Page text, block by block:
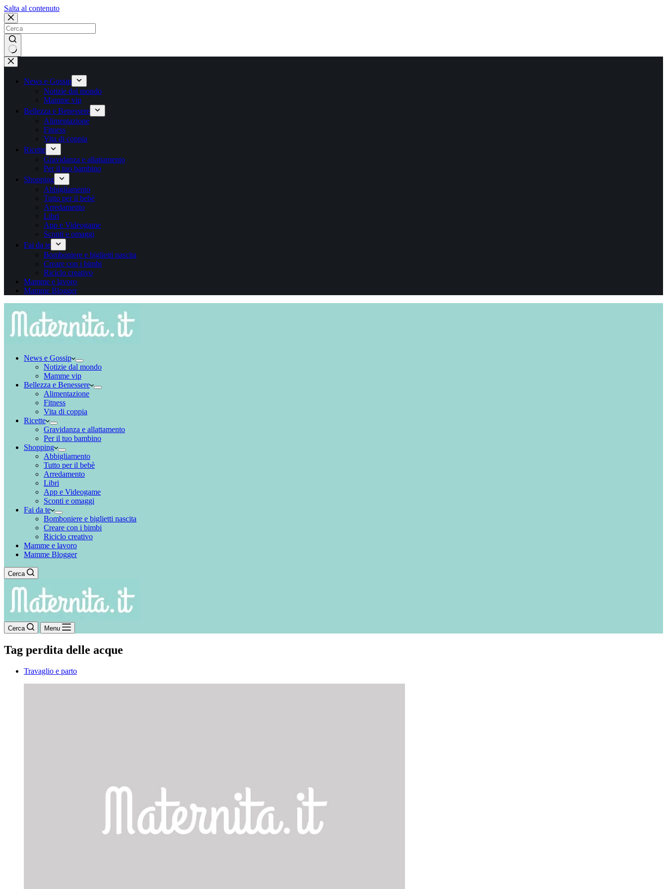
Salta al contenutoSalta
contenuto
Nessun
risultato
News e Gossip
Notizie dal mondo
Mamme vip
Bellezza e Benessere
Alimentazione
Fitness
Vita di coppia
Ricette
Gravidanza e allattamento
Per il tuo bambino
Shopping
Abbigliamento
Tutto per il bebè
Arredamento
Libri
App e Videogame
Sconti e omaggi
Fai da te
Bomboniere e biglietti nascita
Creare con i bimbi
Riciclo creativo
Mamme e lavoro
Mamme Blogger
News e Gossip
Notizie dal mondo
Mamme vip
Bellezza e Benessere
Alimentazione
Fitness
Vita di coppia
Ricette
Gravidanza e allattamento
Per il tuo bambino
Shopping
Abbigliamento
Tutto per il bebè
Arredamento
Libri
App e Videogame
Sconti e omaggi
Fai da te
Bomboniere e biglietti nascita
Creare con i bimbi
Riciclo creativo
Mamme e lavoro
Mamme Blogger
Cerca
Cerca Menu
Tag perdita delle acque
Travaglio e parto